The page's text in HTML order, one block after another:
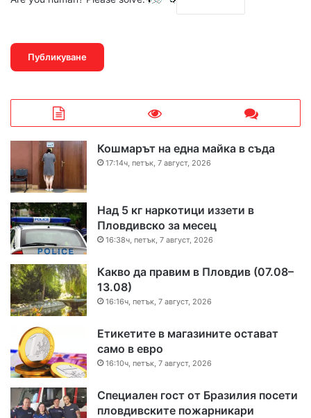
Кошмарът на една майка в съда
17:14ч, петък, 7 август, 2026
Над 5 кг наркотици иззети в
Пловдивско за месец
16:38ч, петък, 7 август, 2026
Какво да правим в Пловдив (07.08–
13.08)
16:16ч, петък, 7 август, 2026
Етикетите в магазините остават
само в евро
16:10ч, петък, 7 август, 2026
Специален гост от Бразилия посети
пловдивските пожарникари